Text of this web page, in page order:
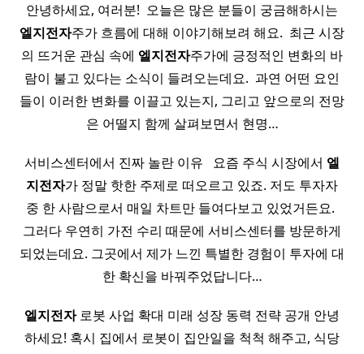
안녕하세요, 여러분! ​ 오늘은 많은 분들이 궁금해하시는
엘지전자주가 흐름에 대해 이야기해보려 해요. ​ 최근 시장
의 뜨거운 관심 속에 엘지전자주가에 긍정적인 변화의 바
람이 불고 있다는 소식이 들려오는데요. ​ 과연 어떤 요인
들이 이러한 변화를 이끌고 있는지, 그리고 앞으로의 전망
은 어떨지 함께 살펴보면서 현명…
서비스센터에서 진짜 놀란 이유 ​ ​ 요즘 주식 시장에서 엘
지전자가 정말 핫한 주제로 떠오르고 있죠. 저도 투자자
중 한 사람으로서 매일 차트만 들여다보고 있었거든요. ​
그러다 우연히 가전 수리 때문에 서비스센터를 방문하게
되었는데요. 그곳에서 제가 느낀 특별한 경험이 투자에 대
한 확신을 바꿔주었답니다…
엘지전자로봇 사업 확대 미래 성장 동력 전략 공개 안녕
하세요! 혹시 집에서 로봇이 집안일을 척척 해주고, 식당